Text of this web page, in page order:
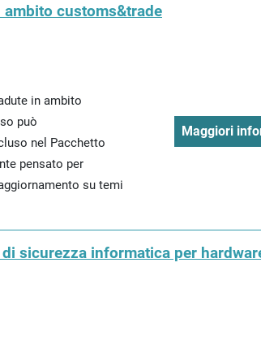
customs&trade
in ambito
può
nel Pacchetto
pensato per
su temi
Maggiori
sicurezza informatica per